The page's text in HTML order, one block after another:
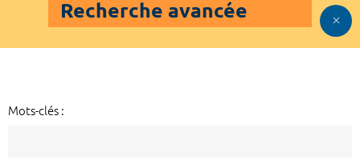
Recherche avancée
Mots-clés :